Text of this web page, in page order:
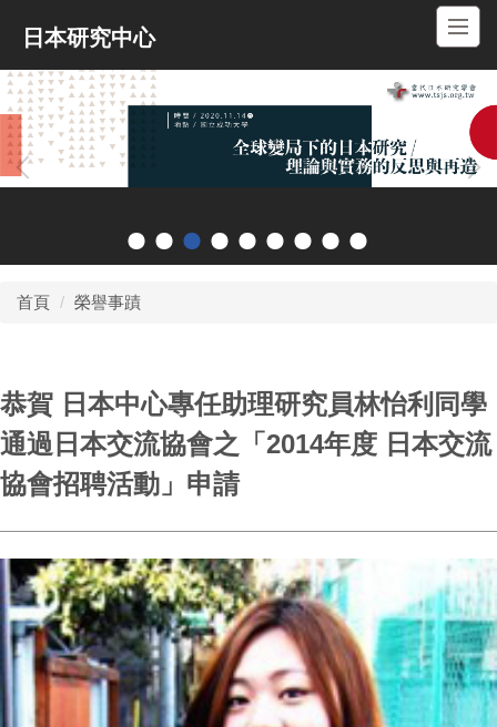
要
內
容
區
日本研究中心
首頁 榮譽事蹟
恭賀 日本中心專任助理研究員林怡利同學
通過日本交流協會之「2014年度 日本交流
協會招聘活動」申請